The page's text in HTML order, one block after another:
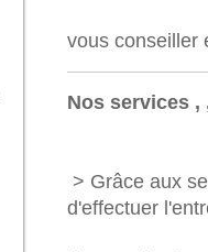
vous conseiller
Nos services ,
> Grâce aux
d'effectuer